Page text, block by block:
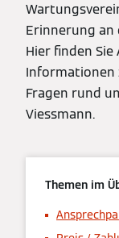
Erinnerung an
Hier finden
Informationen
Fragen rund
Viessmann.
Themen im